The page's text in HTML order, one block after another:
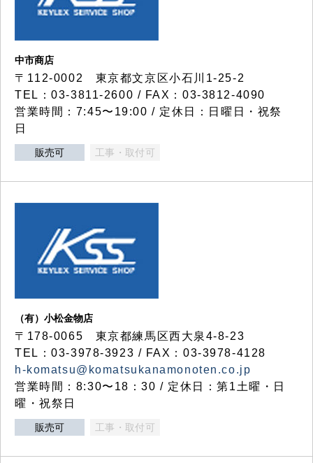
中市商店
〒112-0002 東京都文京区小石川1-25-2
TEL：03-3811-2600 / FAX：03-3812-4090
営業時間：7:45〜19:00 / 定休日：日曜日・祝祭
日
販売可 工事・取付可
（有）小松金物店
〒178-0065 東京都練馬区西大泉4-8-23
TEL：03-3978-3923 / FAX：03-3978-4128
h-komatsu@komatsukanamonoten.co.jp
営業時間：8:30〜18：30 / 定休日：第1土曜・日
曜・祝祭日
販売可 工事・取付可